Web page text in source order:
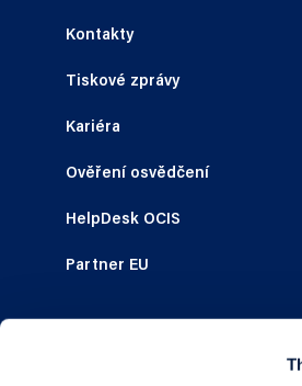
Kontakty
Tiskové zprávy
Kariéra
Ověření osvědčení
HelpDesk OCIS
Partner EU